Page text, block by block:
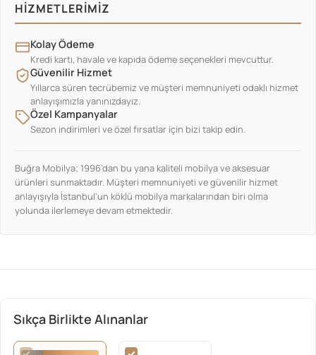
HIZMETLERIMIZ
Kolay Ödeme
Kredi kartı, havale ve kapıda ödeme seçenekleri mevcuttur.
Güvenilir Hizmet
Yıllarca süren tecrübemiz ve müşteri memnuniyeti odaklı hizmet
anlayışımızla yanınızdayız.
Özel Kampanyalar
Sezon indirimleri ve özel fırsatlar için bizi takip edin.
Buğra Mobilya; 1996'dan bu yana kaliteli mobilya ve aksesuar
ürünleri sunmaktadır. Müşteri memnuniyeti ve güvenilir hizmet
anlayışıyla İstanbul'un köklü mobilya markalarından biri olma
yolunda ilerlemeye devam etmektedir.
Sıkça Birlikte Alınanlar